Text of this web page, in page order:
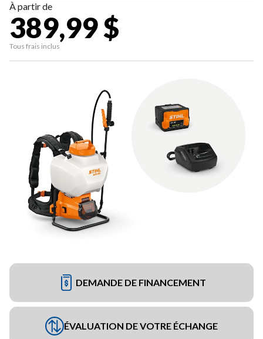
À partir de
389,99 $
Tous frais inclus
DEMANDE DE FINANCEMENT
ÉVALUATION DE VOTRE ÉCHANGE